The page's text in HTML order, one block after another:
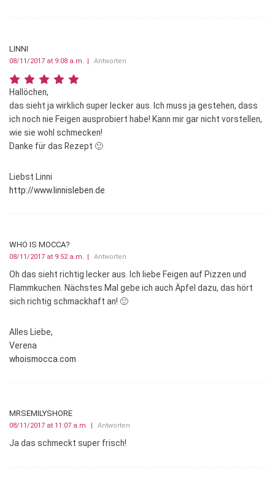
LINNI
08/11/2017 at 9:08 a.m. Antworten
Hallöchen,
das sieht ja wirklich super lecker aus. Ich muss ja gestehen, dass
ich noch nie Feigen ausprobiert habe! Kann mir gar nicht vorstellen,
wie sie wohl schmecken!
Danke für das Rezept 🙂
Liebst Linni
http://www.linnisleben.de
WHO IS MOCCA?
08/11/2017 at 9:52 a.m. Antworten
Oh das sieht richtig lecker aus. Ich liebe Feigen auf Pizzen und
Flammkuchen. Nächstes Mal gebe ich auch Äpfel dazu, das hört
sich richtig schmackhaft an! 🙂
Alles Liebe,
Verena
whoismocca.com
MRSEMILYSHORE
08/11/2017 at 11:07 a.m. Antworten
Ja das schmeckt super frisch!